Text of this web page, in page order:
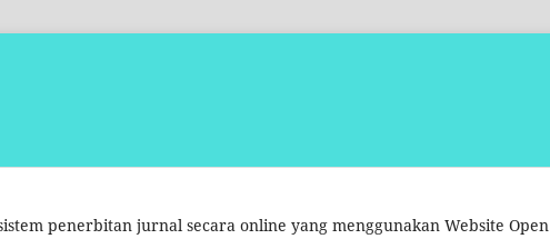
penerbitan jurnal secara online yang menggunakan Website Open